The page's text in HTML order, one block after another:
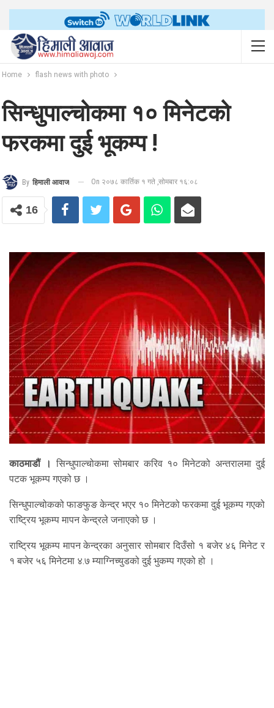
Home flash news with photo
सिन्धुपाल्चोकमा १० मिनेटको
फरकमा दुई भूकम्प !
By हिमाली आवाज On २०७८ कार्तिक १ गते ,सोमबार १६:०८
16
काठमाडौं । सिन्धुपाल्चोकमा सोमबार करिव १० मिनेटको अन्तरालमा दुई
पटक भूकम्प गएको छ ।
सिन्धुपाल्चोकको फाङफुङ केन्द्र भएर १० मिनेटको फरकमा दुई भूकम्प गएको
राष्ट्रिय भूकम्प मापन केन्द्रले जनाएको छ ।
राष्ट्रिय भूकम्प मापन केन्द्रका अनुसार सोमबार दिउँसो १ बजेर ४६ मिनेट र
१ बजेर ५६ मिनेटमा ४.७ म्याग्निच्युडको दुई भुकम्प गएको हो ।